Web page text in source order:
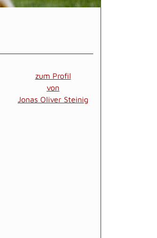
zum Profil
von
Jonas Oliver Steinig